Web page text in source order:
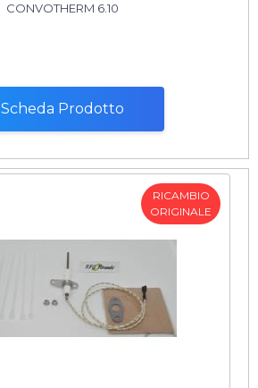
CONVOTHERM 6.10
Scheda Prodotto
RICAMBIO
ORIGINALE